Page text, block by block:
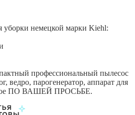
уборки немецкой марки Kiehl:
профессиональный пылесос
ведро, парогенератор, аппарат для
ПО ВАШЕЙ ПРОСЬБЕ.